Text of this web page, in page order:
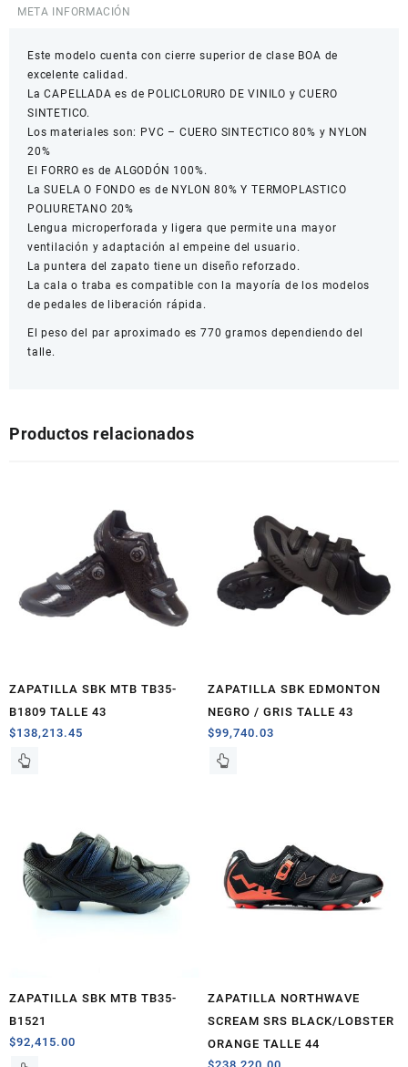
2202
META INFORMACIÓN
Este modelo cuenta con cierre superior de clase BOA de
excelente calidad.
La CAPELLADA es de POLICLORURO DE VINILO y CUERO
SINTETICO.
Los materiales son: PVC – CUERO SINTECTICO 80% y NYLON
20%
El FORRO es de ALGODÓN 100%.
La SUELA O FONDO es de NYLON 80% Y TERMOPLASTICO
POLIURETANO 20%
Lengua microperforada y ligera que permite una mayor
ventilación y adaptación al empeine del usuario.
La puntera del zapato tiene un diseño reforzado.
La cala o traba es compatible con la mayoría de los modelos
de pedales de liberación rápida.
El peso del par aproximado es 770 gramos dependiendo del
talle.
Productos relacionados
ZAPATILLA SBK MTB TB35-
B1809 TALLE 43
$138,213.45
ZAPATILLA SBK EDMONTON
NEGRO / GRIS TALLE 43
$99,740.03
ZAPATILLA SBK MTB TB35-
B1521
$92,415.00
ZAPATILLA NORTHWAVE
SCREAM SRS BLACK/LOBSTER
ORANGE TALLE 44